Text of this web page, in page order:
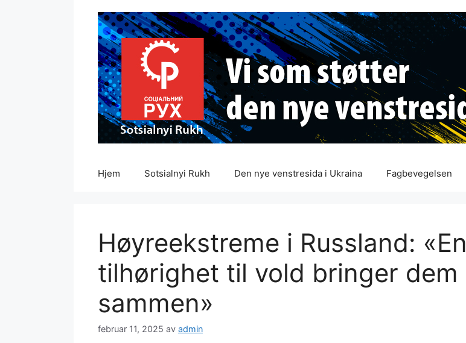
Hjem Sotsialnyi Rukh Den nye venstresida i Ukraina Fagbevegelsen
Høyreekstreme i Russland: «En
tilhørighet til vold bringer dem
sammen»
februar 11, 2025 av admin